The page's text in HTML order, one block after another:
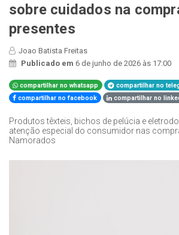
sobre cuidados na
presentes
Joao Batista Freitas
Publicado em 6 de junho de 2026 às 17:00
compartilhar no whatsapp
compartilhar no
compartilhar no facebook
compartilhar no
Produtos têxteis, bichos de pelúcia e
atenção especial do consumidor nas
Namorados